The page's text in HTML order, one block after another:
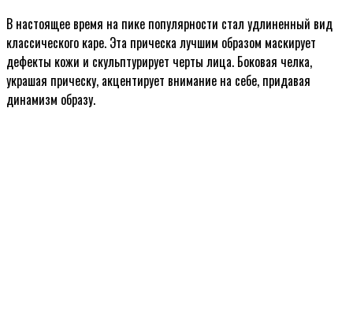
В настоящее время на пике популярности стал удлиненный вид
классического каре. Эта прическа лучшим образом маскирует
дефекты кожи и скульптурирует черты лица. Боковая челка,
украшая прическу, акцентирует внимание на себе, придавая
динамизм образу.